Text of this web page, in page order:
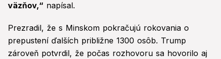
väzňov,“ napísal.
Prezradil, že s Minskom pokračujú rokovania o
prepustení ďalších približne 1300 osôb. Trump
zároveň potvrdil, že počas rozhovoru sa hovorilo aj